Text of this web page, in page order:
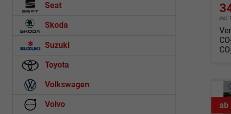
incl.
CO
CO
ab
Seat
Skoda
Suzuki
Toyota
Volkswagen
Volvo